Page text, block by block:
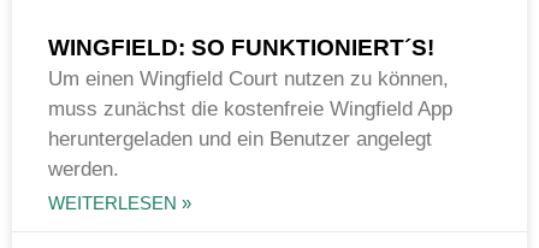
WINGFIELD: SO FUNKTIONIERT´S!
Um einen Wingfield Court nutzen zu können,
muss zunächst die kostenfreie Wingfield App
heruntergeladen und ein Benutzer angelegt
werden.
WEITERLESEN »